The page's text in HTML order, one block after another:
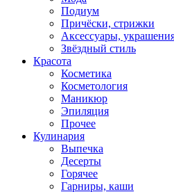
Подиум
Причёски, стрижки
Аксессуары,
Звёздный стиль
Красота
Косметика
Косметология
Маникюр
Эпиляция
Прочее
Кулинария
Выпечка
Десерты
Горячее
Гарниры, каши